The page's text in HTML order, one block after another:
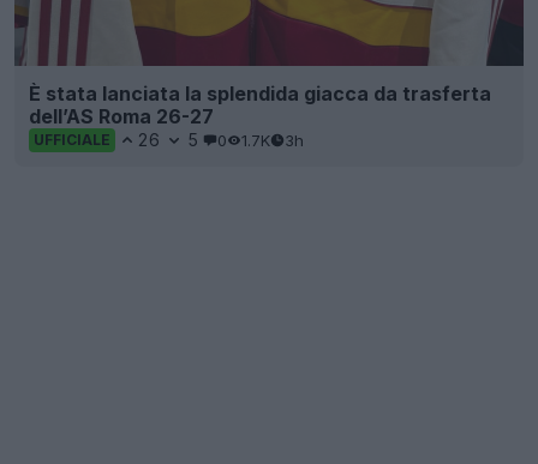
È stata lanciata la splendida giacca da trasferta
dell’AS Roma 26-27
UFFICIALE 26 5 0 1.7K 3h